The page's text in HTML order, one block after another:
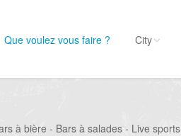
Que voulez vous faire ? City
à bière - Bars à salades - Live sports